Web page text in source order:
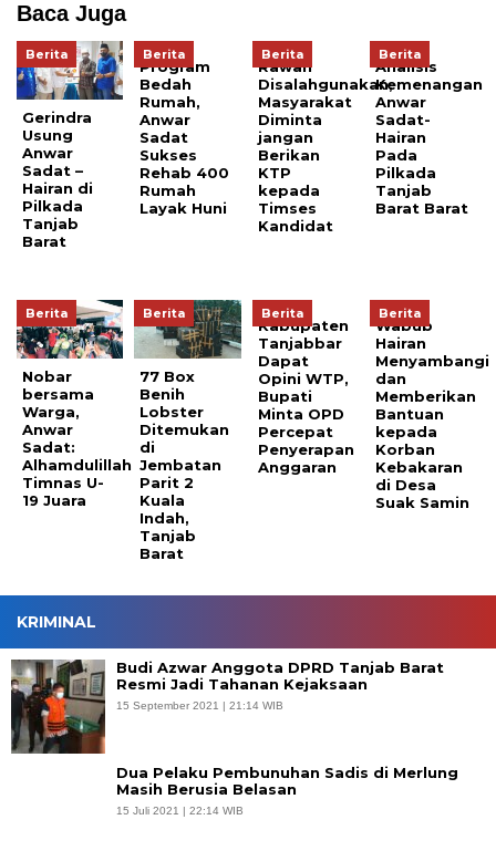
Baca Juga
Berita
Gerindra
Usung
Anwar
Sadat –
Hairan di
Pilkada
Tanjab
Barat
Berita
Program
Bedah
Rumah,
Anwar
Sadat
Sukses
Rehab 400
Rumah
Layak Huni
Berita
Rawan
Disalahgunakan,
Masyarakat
Diminta
jangan
Berikan
KTP
kepada
Timses
Kandidat
Berita
Analisis
Kemenangan
Anwar
Sadat-
Hairan
Pada
Pilkada
Tanjab
Barat Barat
Berita
Nobar
bersama
Warga,
Anwar
Sadat:
Alhamdulillah
Timnas U-
19 Juara
Berita
77 Box
Benih
Lobster
Ditemukan
di
Jembatan
Parit 2
Kuala
Indah,
Tanjab
Barat
Berita
Kabupaten
Tanjabbar
Dapat
Opini WTP,
Bupati
Minta OPD
Percepat
Penyerapan
Anggaran
Berita
Wabub
Hairan
Menyambangi
dan
Memberikan
Bantuan
kepada
Korban
Kebakaran
di Desa
Suak Samin
KRIMINAL
Budi Azwar Anggota DPRD Tanjab Barat
Resmi Jadi Tahanan Kejaksaan
15 September 2021 | 21:14 WIB
Dua Pelaku Pembunuhan Sadis di Merlung
Masih Berusia Belasan
15 Juli 2021 | 22:14 WIB